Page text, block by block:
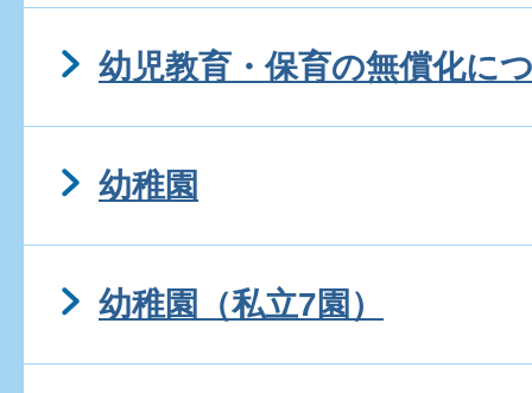
幼児教育・保育の無償化に
幼稚園
幼稚園（私立7園）